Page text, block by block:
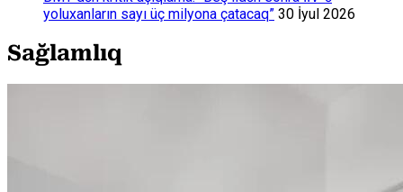
yoluxanların sayı üç milyona çatacaq” 30 İyul 2026
Sağlamlıq